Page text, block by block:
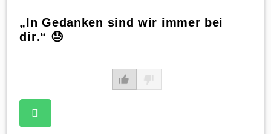
„In Gedanken sind wir immer bei
dir.“ 😓